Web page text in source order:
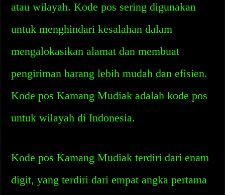
atau wilayah. Kode pos sering digunakan
untuk menghindari kesalahan dalam
mengalokasikan alamat dan membuat
pengiriman barang lebih mudah dan efisien.
Kode pos Kamang Mudiak adalah kode pos
untuk wilayah di Indonesia.
Kode pos Kamang Mudiak terdiri dari enam
digit, yang terdiri dari empat angka pertama